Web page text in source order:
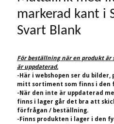
markerad kant i
Svart Blank
För beställning när en produkt
är uppdaterad.
-Här i webshopen ser du
mitt sortiment som finns i den
-När den inte är uppdaterad
finns i lager går det bra att
förfrågan / beställning.
-Finns produkten i lager i den